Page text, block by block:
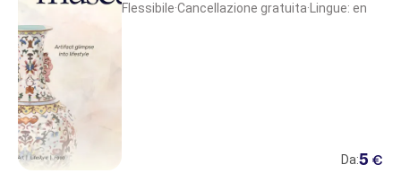
Flessibile·Cancellazione gratuita· Lingue: en
Da:5 €